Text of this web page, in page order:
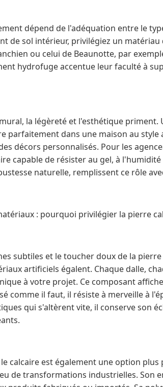
dépend de l'adéquation entre le
de sol intérieur, privilégiez un
ou celui de Beaunotte, par
hydrofuge accentue leur faculté à
la légèreté et l'esthétique priment.
parfaitement dans une maison au
décors personnalisés. Pour les
capable de résister au gel, à l'humidité
naturelle, remplissent ce rôle
: pourquoi privilégier la pierre
subtiles et le toucher doux de la
artificiels égalent. Chaque dalle,
à votre projet. Ce composant
comme il faut, il résiste à merveille à
qui s'altèrent vite, il conserve son
calcaire est également une option plus
de transformations industrielles. Son